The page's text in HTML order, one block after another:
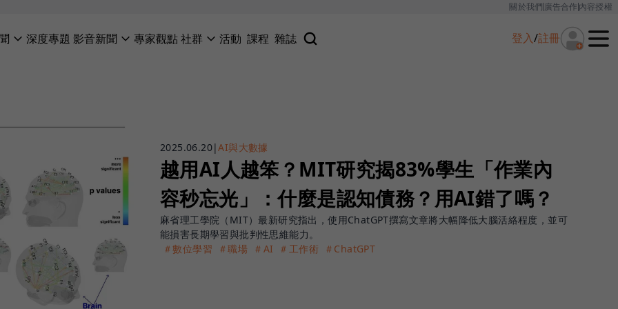
關於我們廣告合作內容授權
深度專題 影音新聞 專家觀點社群 活動 課程 雜誌 登入/註冊
2025.06.20|AI與大數據
越用AI人越笨？MIT研究揭83%學生「作業內
容秒忘光」：什麼是認知債務？用AI錯了嗎？
麻省理工學院（MIT）最新研究指出，使用ChatGPT撰寫文章將大幅降低大腦活絡程度，並可
能損害長期學習與批判性思維能力。
＃數位學習
＃職場 ＃AI ＃工作術 ＃ChatGPT